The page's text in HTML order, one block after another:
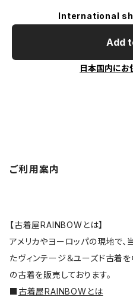
International
Add
日本国内にお
ご利用案内
【古着屋RAINBOWとは】
アメリカやヨーロッパの現地で
たヴィンテージ＆ユーズド古着
の古着を販売しております。
■古着屋RAINBOWとは